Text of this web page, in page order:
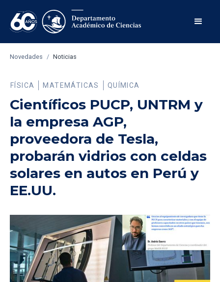
Novedades / Noticias
FÍSICA MATEMÁTICAS QUÍMICA
Científicos PUCP, UNTRM y
la empresa AGP,
proveedora de Tesla,
probarán vidrios con celdas
solares en autos en Perú y
EE.UU.